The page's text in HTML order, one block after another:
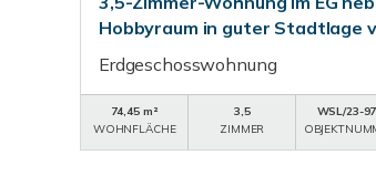
Hobbyraum in guter Stadtlage
Erdgeschosswohnung
74,45 m²
WOHNFLÄCHE
3,5
ZIMMER
WSL/23-